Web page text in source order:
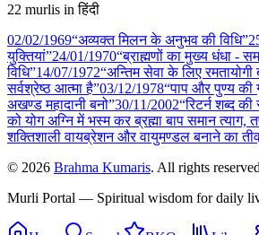
22 murlis inहिंदी
02/02/1969“अव्यक्त मिलन के अनुभव की विधि”
युक्तियां”24/01/1970“ब्राह्मणों का मुख्य धंधा -
विधि”14/07/1972“अन्तिम सेवा के लिए रमतायोगी
सर्वश्रेष्ठ आत्मा है”03/12/1978“पाप और पुण्य की
अखण्ड महादानी बनो”30/11/2002“रिटर्न शब्द
को योग अग्नि में भस्म कर ब्रह्मा बाप समान त्याग,
शक्तिशाली वायब्रेशन और वायुमण्डल बनाने का
© 2026 Brahma Kumaris. All rights
Murli Portal — Spiritual wisdom for daily